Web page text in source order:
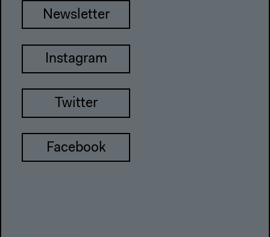
Newsletter
Instagram
Twitter
Facebook